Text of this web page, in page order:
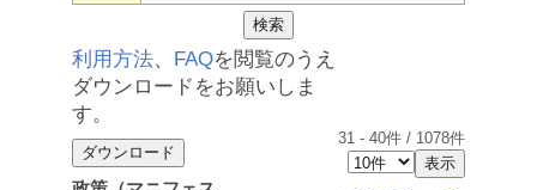
利用方法、 FAQを閲覧のうえ
ダウンロードをお願いしま
す。
31 - 40件 / 1078件